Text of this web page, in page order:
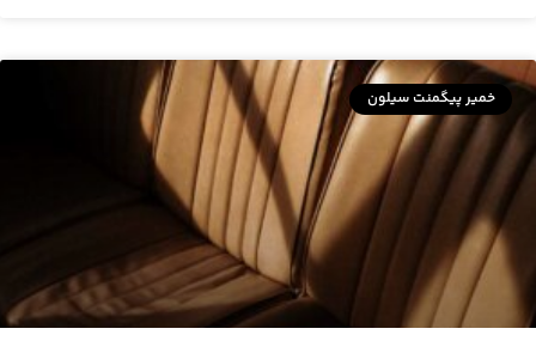
خمیر پیگمنت سیلون